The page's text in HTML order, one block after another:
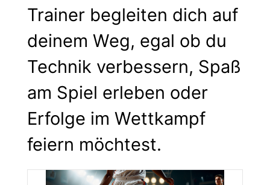
Trainer begleiten dich auf
deinem Weg, egal ob du
Technik verbessern, Spaß
am Spiel erleben oder
Erfolge im Wettkampf
feiern möchtest.